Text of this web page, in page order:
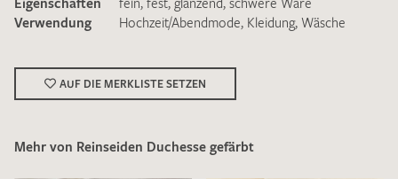
DieDatenschutzbestimmungenhabe ich zur Kenntnis
genommen und akzeptiere diese.
Verwendung
Hochzeit/Abendmode, Kleidung, Wäsche
AUF DIE MERKLISTE SETZEN
Mehr von Reinseiden Duchesse gefärbt